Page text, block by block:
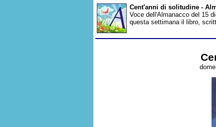
Cent'anni di solitudine -
Voce dell'Almanacco del 15
questa settimana il libro,